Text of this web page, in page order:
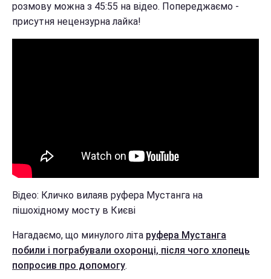
розмову можна з 45:55 на відео. Попереджаємо -
присутня нецензурна лайка!
Відео: Кличко вилаяв руфера Мустанга на
пішохідному мосту в Києві
Нагадаємо, що минулого літа руфера Мустанга
побили і пограбували охоронці, після чого хлопець
попросив про допомогу.